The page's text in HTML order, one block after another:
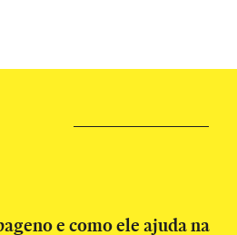
e como ele ajuda na